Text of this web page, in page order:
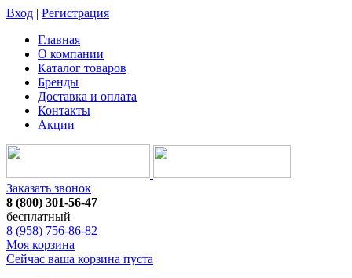
Вход | Регистрация
Главная
О компании
Каталог товаров
Бренды
Доставка и оплата
Контакты
Акции
Заказать звонок
8 (800) 301-56-47
бесплатный
8 (958) 756-86-82
Моя корзина
Сейчас ваша корзина пуста